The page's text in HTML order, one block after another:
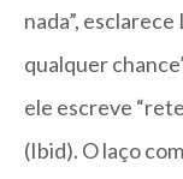
nada”,
qualquer
ele escreve
(Ibid). O laço